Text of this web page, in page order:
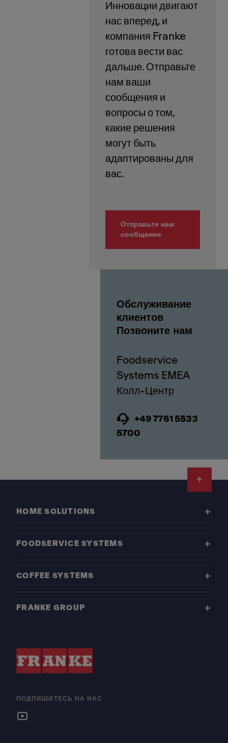
Инновации двигают
нас вперед, и
компания Franke
готова вести вас
дальше. Отправьте
нам ваши
сообщения и
вопросы о том,
какие решения
могут быть
адаптированы для
Отправьте нам
сообщение
Обслуживание
клиентов
Позвоните нам
Foodservice
Systems EMEA
+49 7761 5533
5700
HOME SOLUTIONS
FOODSERVICE SYSTEMS
COFFEE SYSTEMS
FRANKE GROUP
ПОДПИШИТЕСЬ НА НАС